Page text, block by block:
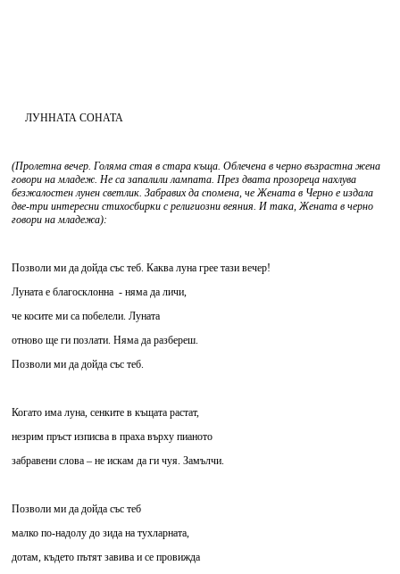
ЛУННАТА СОНАТА
(Пролетна вечер. Голяма стая в стара къща. Облечена в черно възрастна жена
говори на младеж. Не са запалили лампата. През двата прозореца нахлува
безжалостен лунен светлик. Забравих да спомена, че Жената в Черно е издала
две-три интересни стихосбирки с религиозни веяния. И така, Жената в черно
говори на младежа):
Позволи ми да дойда със теб. Каква луна грее тази вечер!
Луната е благосклонна - няма да личи,
че косите ми са побелели. Луната
отново ще ги позлати. Няма да разбереш.
Позволи ми да дойда със теб.
Когато има луна, сенките в къщата растат,
незрим пръст изписва в праха върху пианото
забравени слова – не искам да ги чуя. Замълчи.
Позволи ми да дойда със теб
малко по-надолу до зида на тухларната,
дотам, където пътят завива и се провижда